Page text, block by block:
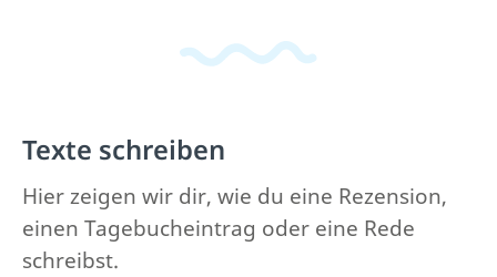
Texte schreiben
Hier zeigen wir dir, wie du eine Rezension,
einen Tagebucheintrag oder eine Rede
schreibst.